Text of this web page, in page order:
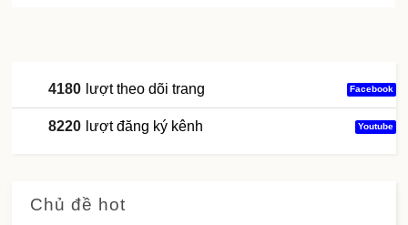
4180 lượt theo dõi trang Facebook
8220 lượt đăng ký kênh Youtube
Chủ đề hot